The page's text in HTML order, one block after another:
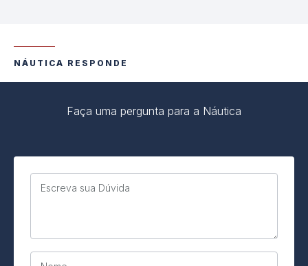
NÁUTICA RESPONDE
Faça uma pergunta para a Náutica
Escreva sua Dúvida